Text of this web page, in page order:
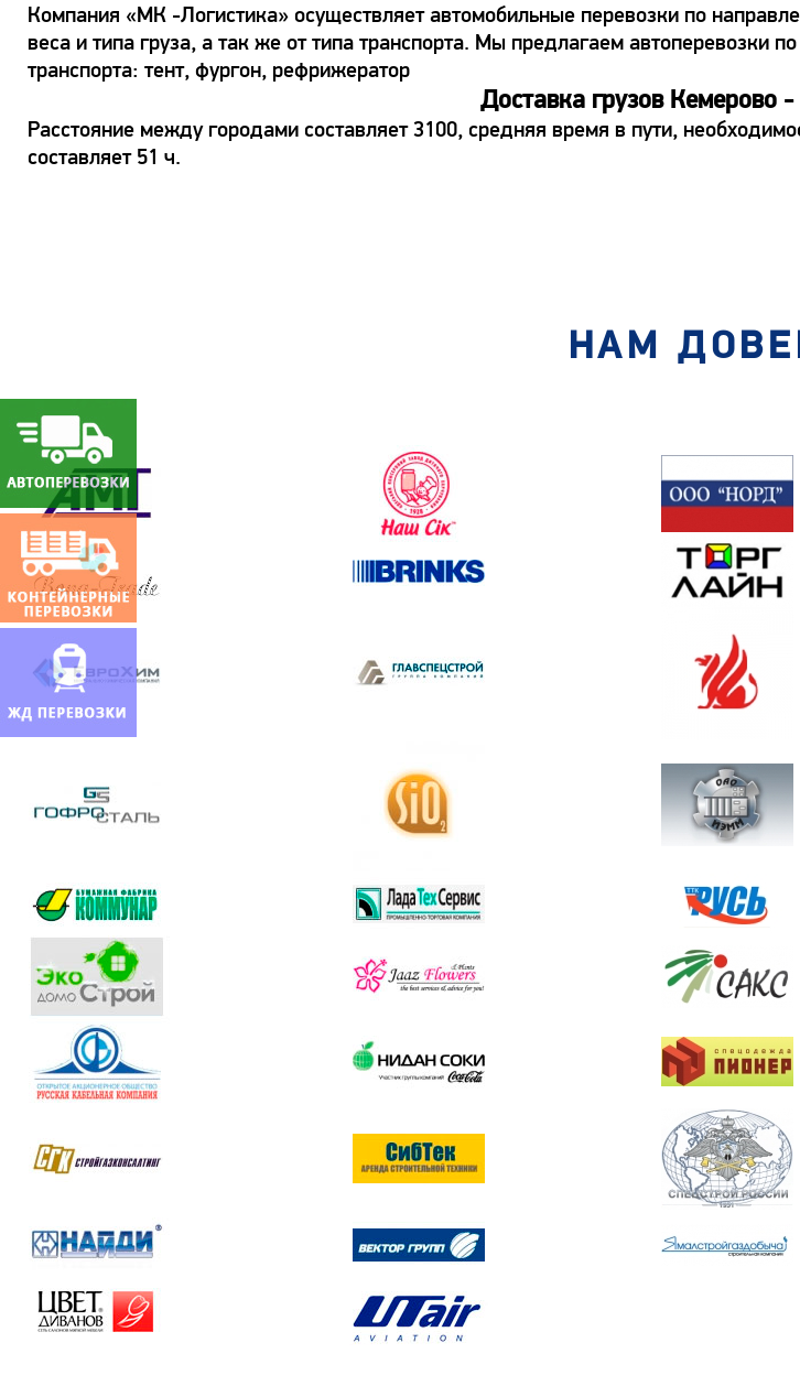
Компания «МК -Логистика» осуществляет автомобильные перевозки по
веса и типа груза, а так же от типа транспорта. Мы предлагаем
транспорта: тент, фургон, рефрижератор
Доставка грузов Кемерово
Расстояние между городами составляет 3100, средняя время в пути,
составляет 51 ч.
НАМ